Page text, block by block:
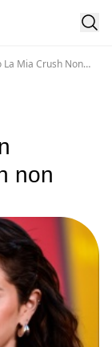
La Mia Crush Non
non